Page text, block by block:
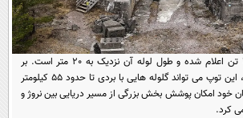
باشگاه مغز
مجله تصویری سلاح
اقتصاد
ورزش
سیاست
عصر ایران 2
خواندنی ها و دیدنی ها
داستان کوتاه
پیامک
آموزش زبان
وزن این توپ حدود 337 تن اعلام شده و طول لوله آن نزدیک به 20 متر است. بر
اساس اطلاعات ثبت ‌شده، این توپ می ‌تواند گلوله ‌هایی با بردی تا حدود 55 کیلومتر
خود امکان پوشش بخش بزرگی از مسیر دریایی بین نروژ و
کرد.